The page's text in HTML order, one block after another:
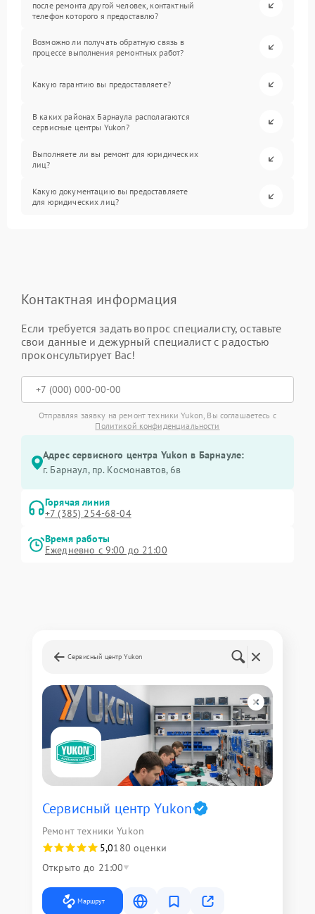
после ремонта другой человек, контактный
телефон которого я предоставлю?
Возможно ли получать обратную связь в
процессе выполнения ремонтных работ?
Какую гарантию вы предоставляете?
В каких районах Барнаула располагаются
сервисные центры Yukon?
Выполняете ли вы ремонт для юридических
лиц?
Какую документацию вы предоставляете
для юридических лиц?
Контактная информация
Если требуется задать вопрос специалисту, оставьте
свои данные и дежурный специалист с радостью
проконсультирует Вас!
Отправляя заявку на ремонт техники Yukon, Вы соглашаетесь с
Политикой конфиденциальности
Адрес сервисного центра Yukon в Барнауле:
г. Барнаул, ​пр. Космонавтов, 6в
Горячая линия
+7 (385) 254-68-04
Время работы
Ежедневно с 9:00 до 21:00
Сервисный центр Yukon
Сервисный центр Yukon
Ремонт техники Yukon
5,0180 оценки
Открыто до 21:00
Маршрут